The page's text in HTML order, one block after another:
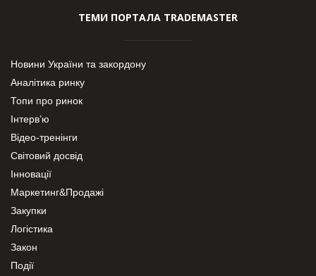
ТЕМИ ПОРТАЛА TRADEMASTER
Новини України та закордону
Аналітика ринку
Топи про ринок
Інтерв’ю
Відео-тренінги
Світовий досвід
Інновації
Маркетинг&Продажі
Закупки
Логістика
Закон
Події